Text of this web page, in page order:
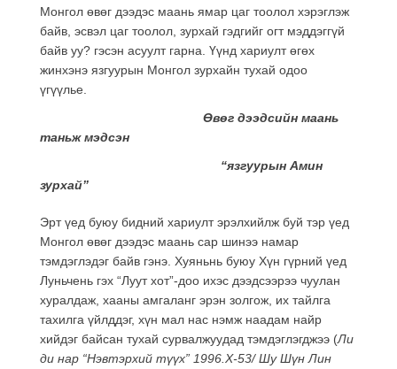
Монгол өвөг дээдэс маань ямар цаг тоолол хэрэглэж
байв, эсвэл цаг тоолол, зурхай гэдгийг огт мэддэггүй
байв уу? гэсэн асуулт гарна. Үүнд хариулт өгөх
жинхэнэ язгуурын Монгол зурхайн тухай одоо
үгүүлье.
Өвөг дээдсийн маань
таньж мэдсэн
“язгуурын Амин
зурхай”
Эрт үед буюу бидний хариулт эрэлхийлж буй тэр үед
Монгол өвөг дээдэс маань сар шинээ намар
тэмдэглэдэг байв гэнэ. Хуяньнь буюу Хүн гүрний үед
Луньчень гэх “Луут хот”-доо ихэс дээдсээрээ чуулан
хуралдаж, хааны амгаланг эрэн золгож, их тайлга
тахилга үйлддэг, хүн мал нас нэмж наадам найр
хийдэг байсан тухай сурвалжуудад тэмдэглэгджээ (Ли
ди нар “Нэвтэрхий түүх” 1996.Х-53/Шу Шүн Лин